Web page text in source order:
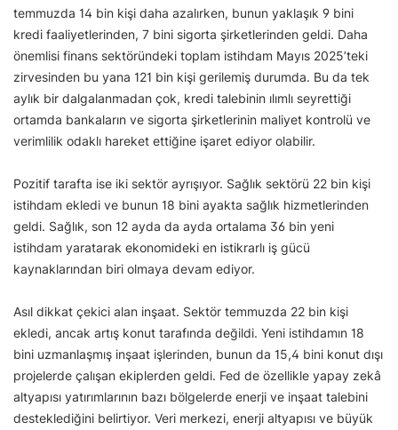
temmuzda 14 bin kişi daha azalırken, bunun yaklaşık 9 bini
kredi faaliyetlerinden, 7 bini sigorta şirketlerinden geldi. Daha
önemlisi finans sektöründeki toplam istihdam Mayıs 2025’teki
zirvesinden bu yana 121 bin kişi gerilemiş durumda. Bu da tek
aylık bir dalgalanmadan çok, kredi talebinin ılımlı seyrettiği
ortamda bankaların ve sigorta şirketlerinin maliyet kontrolü ve
verimlilik odaklı hareket ettiğine işaret ediyor olabilir.
Pozitif tarafta ise iki sektör ayrışıyor. Sağlık sektörü 22 bin kişi
istihdam ekledi ve bunun 18 bini ayakta sağlık hizmetlerinden
geldi. Sağlık, son 12 ayda da ayda ortalama 36 bin yeni
istihdam yaratarak ekonomideki en istikrarlı iş gücü
kaynaklarından biri olmaya devam ediyor.
Asıl dikkat çekici alan inşaat. Sektör temmuzda 22 bin kişi
ekledi, ancak artış konut tarafında değildi. Yeni istihdamın 18
bini uzmanlaşmış inşaat işlerinden, bunun da 15,4 bini konut dışı
projelerde çalışan ekiplerden geldi. Fed de özellikle yapay zekâ
altyapısı yatırımlarının bazı bölgelerde enerji ve inşaat talebini
desteklediğini belirtiyor. Veri merkezi, enerji altyapısı ve büyük